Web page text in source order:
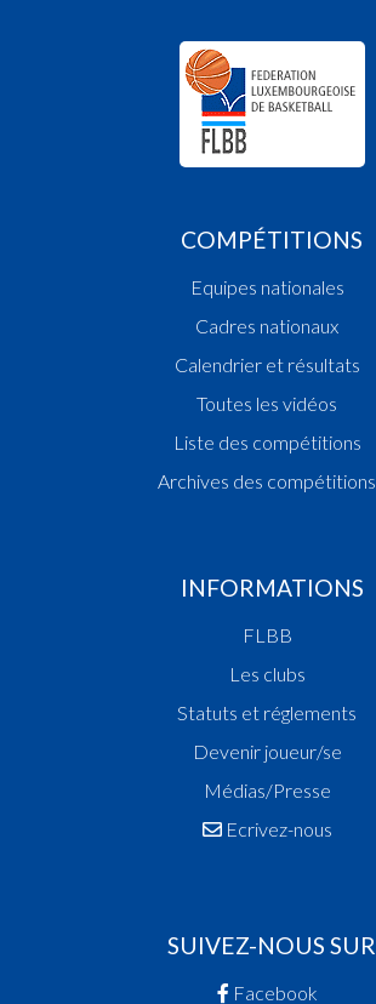
COMPÉTITIONS
Equipes nationales
Cadres nationaux
Calendrier et résultats
Toutes les vidéos
Liste des compétitions
Archives des compétitions
INFORMATIONS
FLBB
Les clubs
Statuts et réglements
Devenir joueur/se
Médias/Presse
Ecrivez-nous
SUIVEZ-NOUS SUR
Facebook